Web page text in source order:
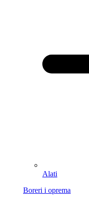
Alati
Boreri i oprema